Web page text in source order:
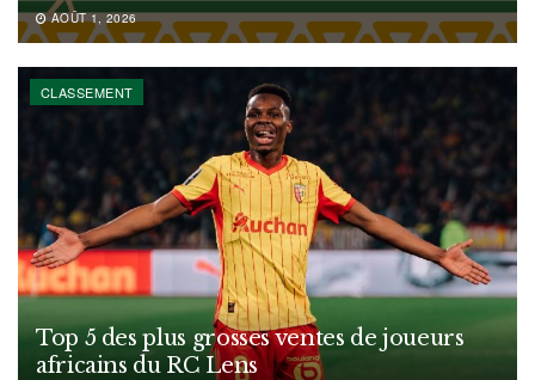
AOÛT 1, 2026
CLASSEMENT
Top 5 des plus grosses ventes de joueurs
africains du RC Lens